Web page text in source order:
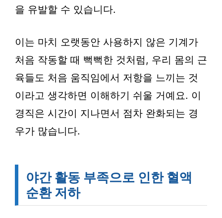
을 유발할 수 있습니다.
이는 마치 오랫동안 사용하지 않은 기계가
처음 작동할 때 뻑뻑한 것처럼, 우리 몸의 근
육들도 처음 움직임에서 저항을 느끼는 것
이라고 생각하면 이해하기 쉬울 거예요. 이
경직은 시간이 지나면서 점차 완화되는 경
우가 많습니다.
야간 활동 부족으로 인한 혈액
순환 저하